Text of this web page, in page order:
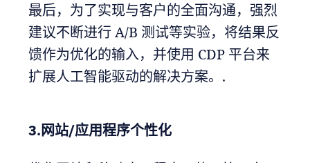
最后，为了实现与客户的全面沟通，强烈
建议不断进行 A/B 测试等实验，将结果反
馈作为优化的输入，并使用 CDP 平台来
扩展人工智能驱动的解决方案。.
3.网站/应用程序个性化